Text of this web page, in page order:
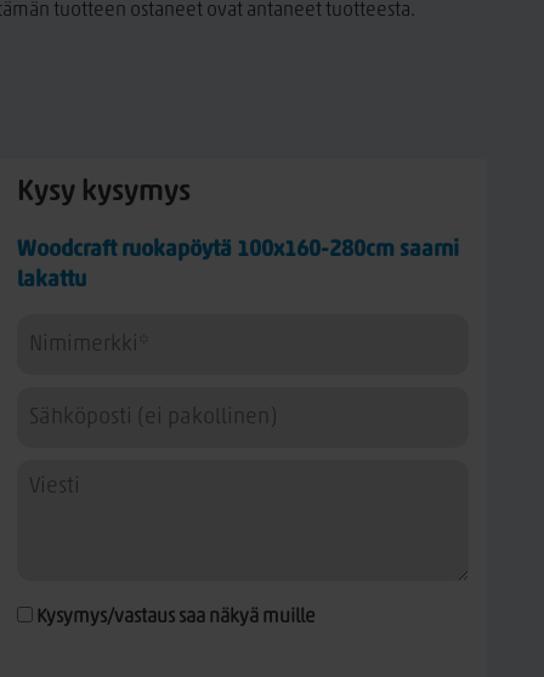
tuotteen ostaneet ovat antaneet tuotteesta.
Kysy kysymys
Woodcraft ruokapöytä 100x160-280cm saarni
lakattu
Kysymys/vastaus saa näkyä muille